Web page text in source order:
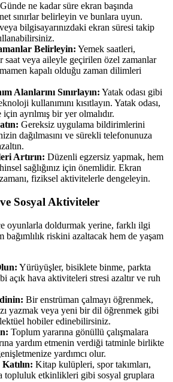
Günde ne kadar süre ekran başında
sınırlar belirleyin ve bunlara uyun.
bilgisayarınızdaki ekran süresi takip
Belirleyin: Yemek saatleri,
saat veya aileyle geçirilen özel zamanlar
kapalı olduğu zaman dilimleri
Alanlarını Sınırlayın: Yatak odası gibi
kullanımını kısıtlayın. Yatak odası,
ayrılmış bir yer olmalıdır.
Gereksiz uygulama bildirimlerini
dağılmasını ve sürekli telefonunuza
Artırın: Düzenli egzersiz yapmak, hem
sağlığınız için önemlidir. Ekran
fiziksel aktivitelerle dengeleyin.
Sosyal Aktiviteler
oyunlarla doldurmak yerine, farklı ilgi
bağımlılık riskini azaltacak hem de yaşam
Yürüyüşler, bisiklete binme, parkta
açık hava aktiviteleri stresi azaltır ve ruh
Bir enstrüman çalmayı öğrenmek,
yazmak veya yeni bir dil öğrenmek gibi
hobiler edinebilirsiniz.
Toplum yararına gönüllü çalışmalara
yardım etmenin verdiği tatminle birlikte
yardımcı olur.
Kitap kulüpleri, spor takımları,
topluluk etkinlikleri gibi sosyal gruplara